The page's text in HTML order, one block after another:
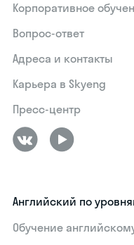
Корпоративное
Вопрос-ответ
Адреса и контакты
Карьера в Skyeng
Пресс-центр
Английский по
Обучение